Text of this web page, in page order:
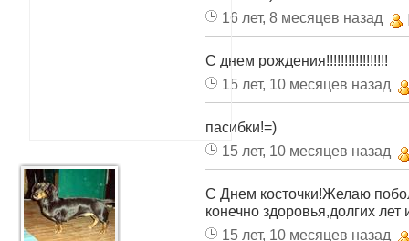
16 лет, 8 месяцев назад
С днем рождения!!!!!!!!!!!!!!!!!
15 лет, 10 месяцев назад
пасибки!=)
15 лет, 10 месяцев назад
С Днем косточки!Желаю
конечно здоровья,долгих
15 лет, 10 месяцев назад